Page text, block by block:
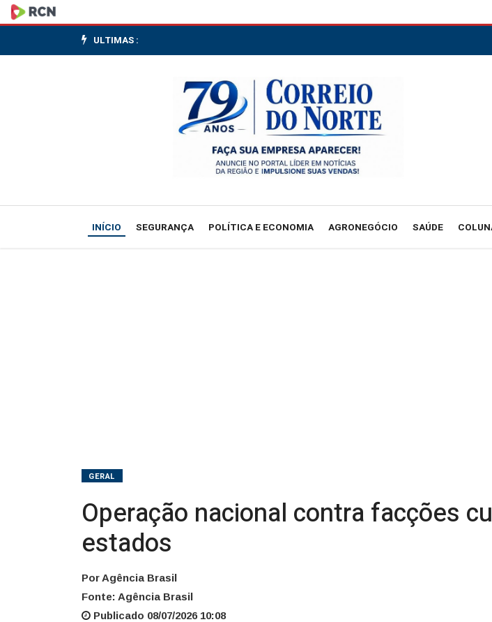
Operação
nacional
mandados
ULTIMAS :
INÍCIO SEGURANÇA POLÍTICA E ECONOMIA AGRONEGÓCIO SAÚDE
GERAL
Operação nacional contra facções
estados
Por Agência Brasil
Fonte: Agência Brasil
Publicado 08/07/2026 10:08